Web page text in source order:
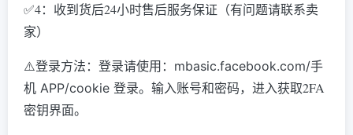
✅4：收到货后24小时售后服务保证（有问题请联系卖
家）
⚠️登录方法： 登录请使用：mbasic.facebook.com/手
机 APP/cookie 登录。 输入账号和密码，进入获取2FA
密钥界面。